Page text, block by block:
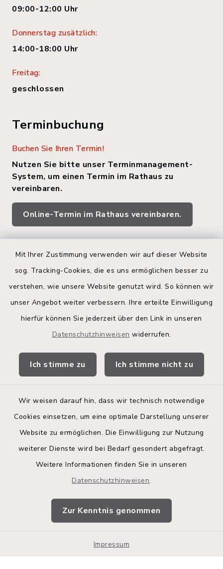
Mit Ihrer Zustimmung verwenden wir auf dieser Website
sog. Tracking-Cookies, die es uns ermöglichen besser zu
verstehen, wie unsere Website genutzt wird. So können wir
unser Angebot weiter verbessern. Ihre erteilte Einwilligung
hierfür können Sie jederzeit über den Link in unseren
Datenschutzhinweisen widerrufen.
Ich stimme zu Ich stimme nicht zu
Wir weisen darauf hin, dass wir technisch notwendige
Cookies einsetzen, um eine optimale Darstellung unserer
Website zu ermöglichen. Die Einwilligung zur Nutzung
weiterer Dienste wird bei Bedarf gesondert abgefragt.
Weitere Informationen finden Sie in unseren
Datenschutzhinweisen.
Zur Kenntnis genommen
Impressum
09:00-12:00 Uhr
Donnerstag zusätzlich:
14:00-18:00 Uhr
Freitag:
geschlossen
Terminbuchung
Buchen Sie Ihren Termin!
Nutzen Sie bitte unser Terminmanagement-
System, um einen Termin im Rathaus zu
vereinbaren.
Online-Termin im Rathaus vereinbaren.
Quicklinks
Land Schleswig-Holstein
Kita-Portal
Bürgerinformationsbroschüre
Barrierefreiheit
Impressum
Sitemap